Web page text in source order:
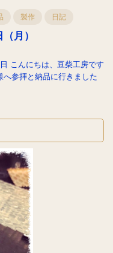
製作 日記
月）
こんにちは、豆柴工房です
へ参拝と納品に行きました